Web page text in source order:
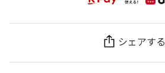
シェアする